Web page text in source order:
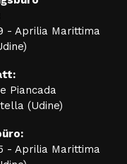
- Aprilia Marittima
Piancada
(Udine)
- Aprilia Marittima